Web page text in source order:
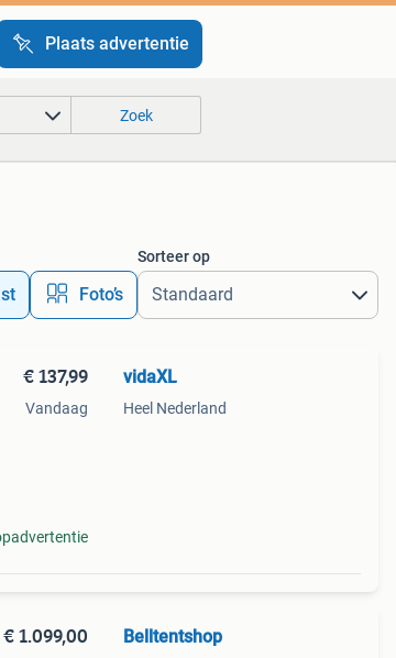
Plaats advertentie
Zoek
Foto’s
Sorteer op
€ 137,99
Vandaag
vidaXL
Heel Nederland
€ 1.099,00 Belltentshop